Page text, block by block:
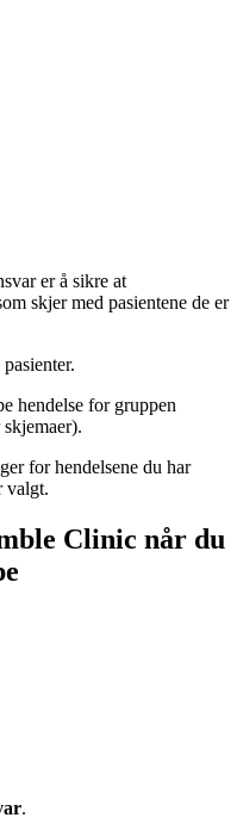
er å sikre at
skjer med pasientene de er
hendelse for gruppen
for hendelsene du har
valgt.
Clinic når du
.